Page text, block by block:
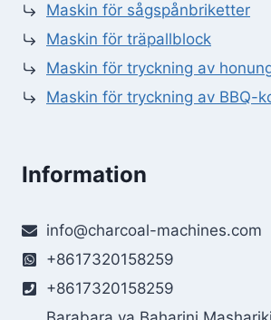
Maskin för sågspånbriketter
Maskin för träpallblock
Maskin för tryckning av
Maskin för tryckning av BBQ-
Information
info@charcoal-machines.com
+8617320158259
+8617320158259